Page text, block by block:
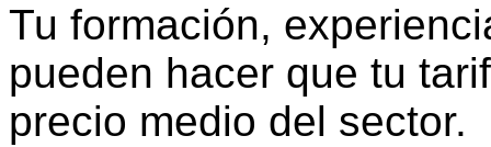
Tu formación,
pueden hacer que tu
precio medio del sector.